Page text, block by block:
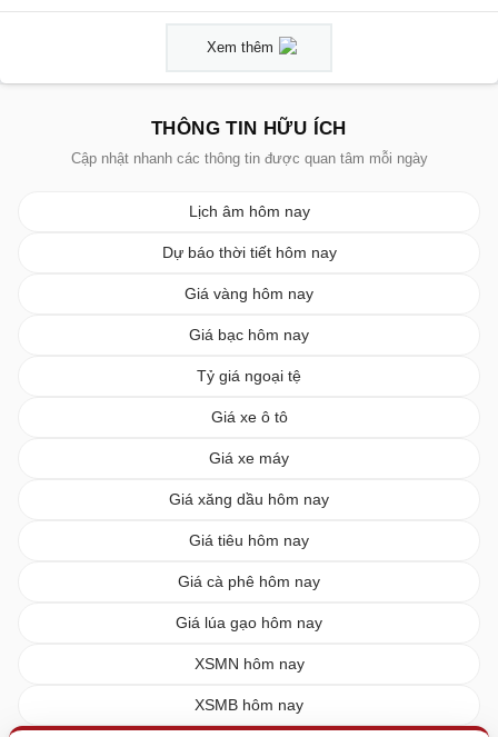
Xem thêm
THÔNG TIN HỮU ÍCH
Cập nhật nhanh các thông tin được quan tâm mỗi ngày
Lịch âm hôm nay
Dự báo thời tiết hôm nay
Giá vàng hôm nay
Giá bạc hôm nay
Tỷ giá ngoại tệ
Giá xe ô tô
Giá xe máy
Giá xăng dầu hôm nay
Giá tiêu hôm nay
Giá cà phê hôm nay
Giá lúa gạo hôm nay
XSMN hôm nay
XSMB hôm nay